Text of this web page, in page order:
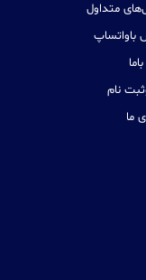
متداول
باواتساپ
نام
ما